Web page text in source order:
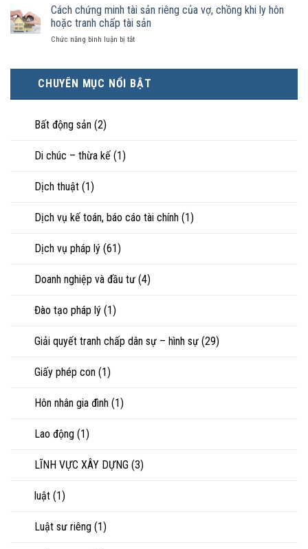
là
hôn
tài
sản
như
nào?
kinh
tế
hơn
trực
tiếp
nuôi
ly
hôn
khi
hôn
hạnh
phúc:
Góc
Cách chứng minh tài sản riêng của vợ, chồng khi ly hôn
hoặc tranh chấp tài sản
Chức năng bình luận bị tắtở
tài
sản
chấp
CHUYÊN MỤC NỔI BẬT
Bất động sản (2)
Di chúc – thừa kế (1)
Dịch thuật (1)
Dịch vụ kế toán, báo cáo tài chính (1)
Dịch vụ pháp lý (61)
Doanh nghiệp và đầu tư (4)
Đào tạo pháp lý (1)
Giải quyết tranh chấp dân sự – hình sự (29)
Giấy phép con (1)
Hôn nhân gia đình (1)
Lao động (1)
LĨNH VỰC XÂY DỰNG (3)
luật (1)
Luật sư riêng (1)